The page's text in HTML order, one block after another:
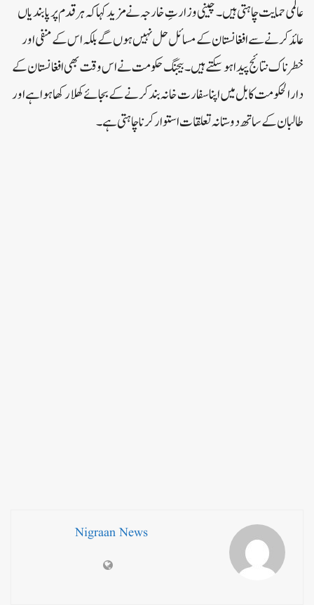
عالمی حمایت چاہتی ہیں۔ چینی وزارتِ خارجہ نے مزید کہا کہ ہر قدم پر پابندیاں
عائد کرنے سے افغانستان کے مسائل حل نہیں ہوں گے بلکہ اس کے منفی اور
خطرناک نتائج پیدا ہو سکتے ہیں۔ بیجنگ حکومت نے اس وقت بھی افغانستان کے
دارالحکومت کابل میں اپنا سفارت خانہ بند کرنے کے بجائے کھلا رکھا ہوا ہے اور
طالبان کے ساتھ دوستانہ تعلقات استوار کرنا چاہتی ہے۔
Nigraan News